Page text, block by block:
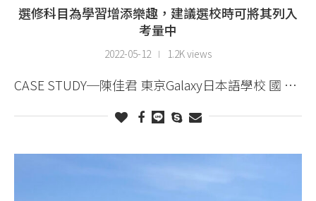
選修科目為學習增添樂趣，建議選校時可將其列入
考量中
2022-05-12 1.2K views
CASE STUDY─陳佳君 東京Galaxy日本語學校 國 …